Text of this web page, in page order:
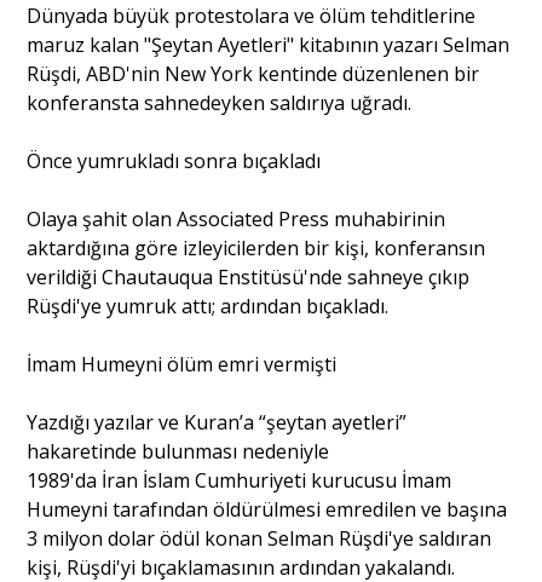
Yazı Dizisi
Portre
Yazarlar
Eğitim
Dosya Haber
Ankara Analiz
Sağlık
Dünyada büyük protestolara ve ölüm tehditlerine
maruz kalan "Şeytan Ayetleri" kitabının yazarı Selman
Rüşdi, ABD'nin New York kentinde düzenlenen bir
konferansta sahnedeyken saldırıya uğradı.
Önce yumrukladı sonra bıçakladı
Olaya şahit olan Associated Press muhabirinin
aktardığına göre izleyicilerden bir kişi, konferansın
verildiği Chautauqua Enstitüsü'nde sahneye çıkıp
Rüşdi'ye yumruk attı; ardından bıçakladı.
İmam Humeyni ölüm emri vermişti
Yazdığı yazılar ve Kuran’a “şeytan ayetleri”
hakaretinde bulunması nedeniyle
1989'da İran İslam Cumhuriyeti kurucusu İmam
Humeyni tarafından öldürülmesi emredilen ve başına
3 milyon dolar ödül konan Selman Rüşdi'ye saldıran
kişi, Rüşdi'yi bıçaklamasının ardından yakalandı.